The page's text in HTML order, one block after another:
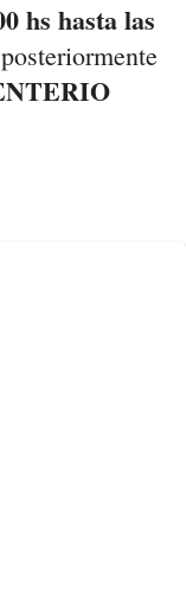
hs hasta las
osteriormente